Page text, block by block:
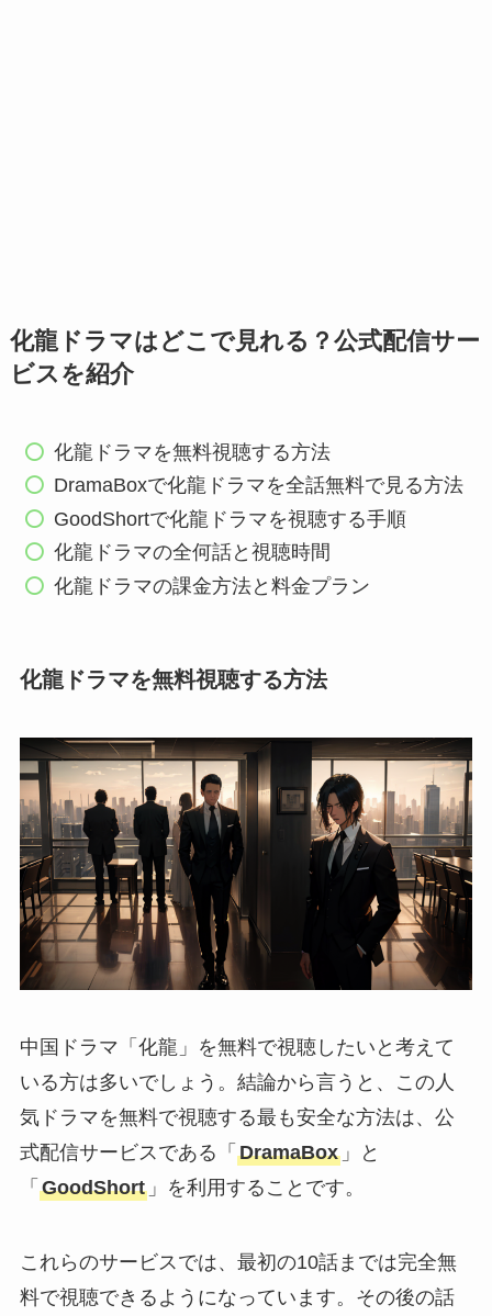
化龍ドラマはどこで見れる？公式配信サー
ビスを紹介
化龍ドラマを無料視聴する方法
DramaBoxで化龍ドラマを全話無料で見る方法
GoodShortで化龍ドラマを視聴する手順
化龍ドラマの全何話と視聴時間
化龍ドラマの課金方法と料金プラン
化龍ドラマを無料視聴する方法
中国ドラマ「化龍」を無料で視聴したいと考えて
いる方は多いでしょう。結論から言うと、この人
気ドラマを無料で視聴する最も安全な方法は、公
式配信サービスである「 DramaBox」と
「 GoodShort」を利用することです。
これらのサービスでは、最初の10話までは完全無
料で視聴できるようになっています。その後の話